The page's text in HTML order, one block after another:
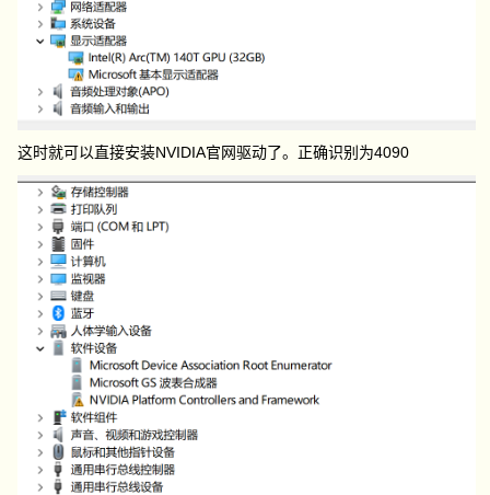
这时就可以直接安装NVIDIA官网驱动了。正确识别为4090